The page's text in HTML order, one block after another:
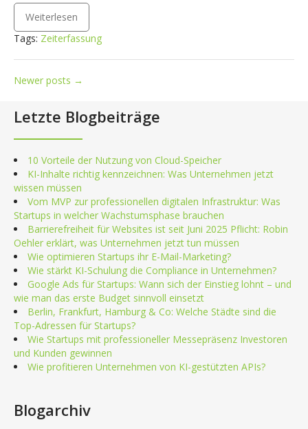
Weiterlesen
Tags: Zeiterfassung
Posts
Newer posts →
Letzte Blogbeiträge
10 Vorteile der Nutzung von Cloud-Speicher
KI-Inhalte richtig kennzeichnen: Was Unternehmen jetzt
wissen müssen
Vom MVP zur professionellen digitalen Infrastruktur: Was
Startups in welcher Wachstumsphase brauchen
Barrierefreiheit für Websites ist seit Juni 2025 Pflicht: Robin
Oehler erklärt, was Unternehmen jetzt tun müssen
Wie optimieren Startups ihr E-Mail-Marketing?
Wie stärkt KI-Schulung die Compliance in Unternehmen?
Google Ads für Startups: Wann sich der Einstieg lohnt – und
wie man das erste Budget sinnvoll einsetzt
Berlin, Frankfurt, Hamburg & Co: Welche Städte sind die
Top-Adressen für Startups?
Wie Startups mit professioneller Messepräsenz Investoren
und Kunden gewinnen
Wie profitieren Unternehmen von KI-gestützten APIs?
Blogarchiv